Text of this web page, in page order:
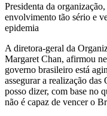
Presidenta da
envolvimento tão sério e
epidemia
A diretora-geral da
Margaret Chan, afirmou
governo brasileiro está
assegurar a realização
posso dizer, com base no
não é capaz de vencer o